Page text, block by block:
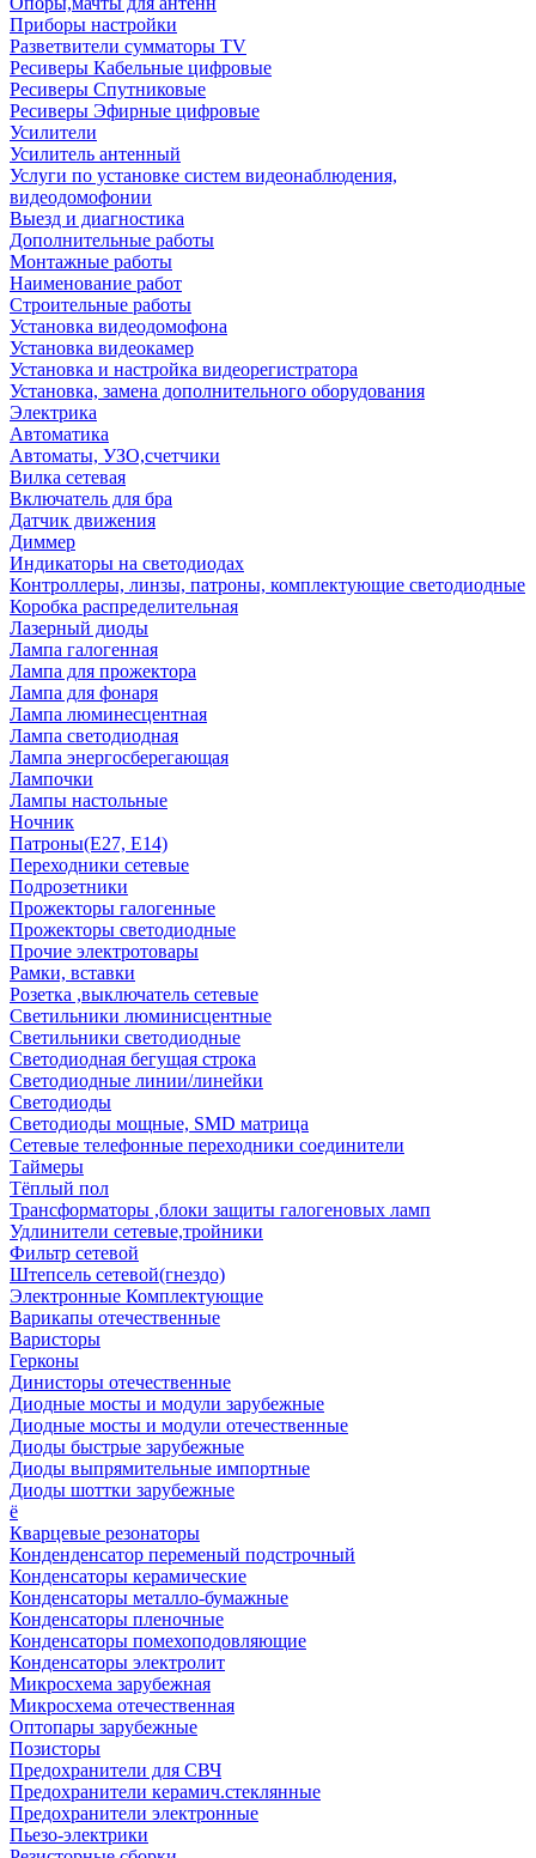
Приборы настройки
Разветвители сумматоры TV
Ресиверы Кабельные цифровые
Ресиверы Спутниковые
Ресиверы Эфирные цифровые
Усилители
Усилитель антенный
Услуги по установке систем видеонаблюдения,
видеодомофонии
Выезд и диагностика
Дополнительные работы
Монтажные работы
Наименование работ
Строительные работы
Установка видеодомофона
Установка видеокамер
Установка и настройка видеорегистратора
Установка, замена дополнительного оборудования
Электрика
Автоматика
Автоматы, УЗО,счетчики
Вилка сетевая
Включатель для бра
Датчик движения
Диммер
Индикаторы на светодиодах
Контроллеры, линзы, патроны, комплектующие светодиодные
Коробка распределительная
Лазерный диоды
Лампа галогенная
Лампа для прожектора
Лампа для фонаря
Лампа люминесцентная
Лампа светодиодная
Лампа энергосберегающая
Лампочки
Лампы настольные
Ночник
Патроны(Е27, Е14)
Переходники сетевые
Подрозетники
Прожекторы галогенные
Прожекторы светодиодные
Прочие электротовары
Рамки, вставки
Розетка ,выключатель сетевые
Светильники люминисцентные
Светильники светодиодные
Светодиодная бегущая строка
Светодиодные линии/линейки
Светодиоды
Светодиоды мощные, SMD матрица
Сетевые телефонные переходники соединители
Таймеры
Тёплый пол
Трансформаторы ,блоки защиты галогеновых ламп
Удлинители сетевые,тройники
Фильтр сетевой
Штепсель сетевой(гнездо)
Электронные Комплектующие
Варикапы отечественные
Варисторы
Герконы
Динисторы отечественные
Диодные мосты и модули зарубежные
Диодные мосты и модули отечественные
Диоды быстрые зарубежные
Диоды выпрямительные импортные
Диоды шоттки зарубежные
ё
Кварцевые резонаторы
Конденденсатор переменый подстрочный
Конденсаторы керамические
Конденсаторы металло-бумажные
Конденсаторы пленочные
Конденсаторы помехоподовляющие
Конденсаторы электролит
Микросхема зарубежная
Микросхема отечественная
Оптопары зарубежные
Позисторы
Предохранители для СВЧ
Предохранители керамич.стеклянные
Предохранители электронные
Пьезо-электрики